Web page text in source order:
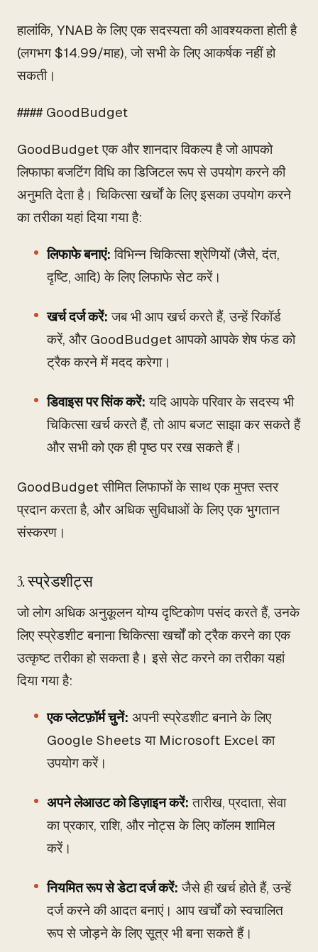
हालांकि, YNAB के लिए एक सदस्यता की आवश्यकता होती है
(लगभग $14.99/माह), जो सभी के लिए आकर्षक नहीं हो
सकती।
#### GoodBudget
GoodBudget एक और शानदार विकल्प है जो आपको
लिफाफा बजटिंग विधि का डिजिटल रूप से उपयोग करने की
अनुमति देता है। चिकित्सा खर्चों के लिए इसका उपयोग करने
का तरीका यहां दिया गया है:
लिफाफे बनाएं: विभिन्न चिकित्सा श्रेणियों (जैसे, दंत,
दृष्टि, आदि) के लिए लिफाफे सेट करें।
खर्च दर्ज करें: जब भी आप खर्च करते हैं, उन्हें रिकॉर्ड
करें, और GoodBudget आपको आपके शेष फंड को
ट्रैक करने में मदद करेगा।
डिवाइस पर सिंक करें: यदि आपके परिवार के सदस्य भी
चिकित्सा खर्च करते हैं, तो आप बजट साझा कर सकते हैं
और सभी को एक ही पृष्ठ पर रख सकते हैं।
GoodBudget सीमित लिफाफों के साथ एक मुफ्त स्तर
प्रदान करता है, और अधिक सुविधाओं के लिए एक भुगतान
संस्करण।
3. स्प्रेडशीट्स
जो लोग अधिक अनुकूलन योग्य दृष्टिकोण पसंद करते हैं, उनके
लिए स्प्रेडशीट बनाना चिकित्सा खर्चों को ट्रैक करने का एक
उत्कृष्ट तरीका हो सकता है। इसे सेट करने का तरीका यहां
दिया गया है:
एक प्लेटफ़ॉर्म चुनें: अपनी स्प्रेडशीट बनाने के लिए
Google Sheets या Microsoft Excel का
उपयोग करें।
अपने लेआउट को डिज़ाइन करें: तारीख, प्रदाता, सेवा
का प्रकार, राशि, और नोट्स के लिए कॉलम शामिल
करें।
नियमित रूप से डेटा दर्ज करें: जैसे ही खर्च होते हैं, उन्हें
दर्ज करने की आदत बनाएं। आप खर्चों को स्वचालित
रूप से जोड़ने के लिए सूत्र भी बना सकते हैं।